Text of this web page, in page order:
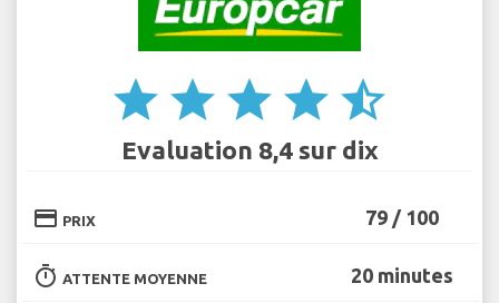
star star star star star_half
Evaluation 8,4 sur dix
credit_card PRIX 79 / 100
timer ATTENTE MOYENNE 20 minutes